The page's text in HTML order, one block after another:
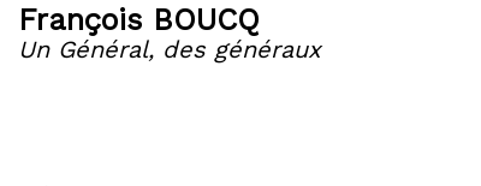
François BOUCQ
Un Général, des généraux